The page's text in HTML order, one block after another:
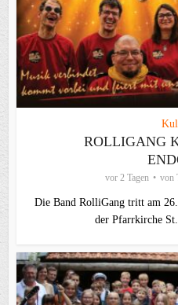
ROLLIGANG
vor 2 Tagen von
Die Band RolliGang tritt am
der Pfarrkirche